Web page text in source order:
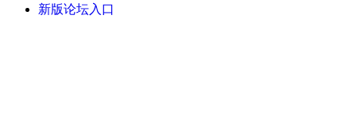
新版论坛入口